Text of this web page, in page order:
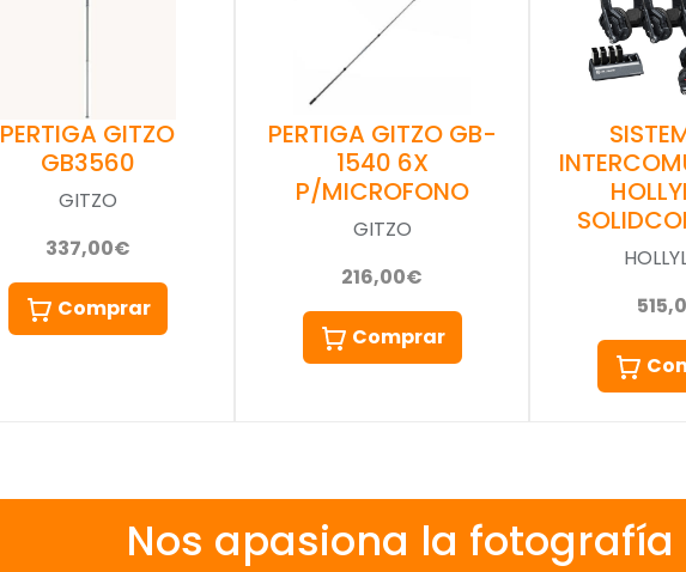
PERTIGA GITZO
GB3560
GITZO
337,00€
Comprar
PERTIGA GITZO GB-
1540 6X
P/MICROFONO
GITZO
216,00€
Comprar
Nos apasiona la fotografía